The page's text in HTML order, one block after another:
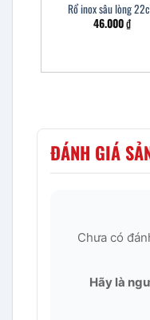
Rổ inox sâu lòng
46.000₫
ĐÁNH GIÁ
Chưa có
Hãy là